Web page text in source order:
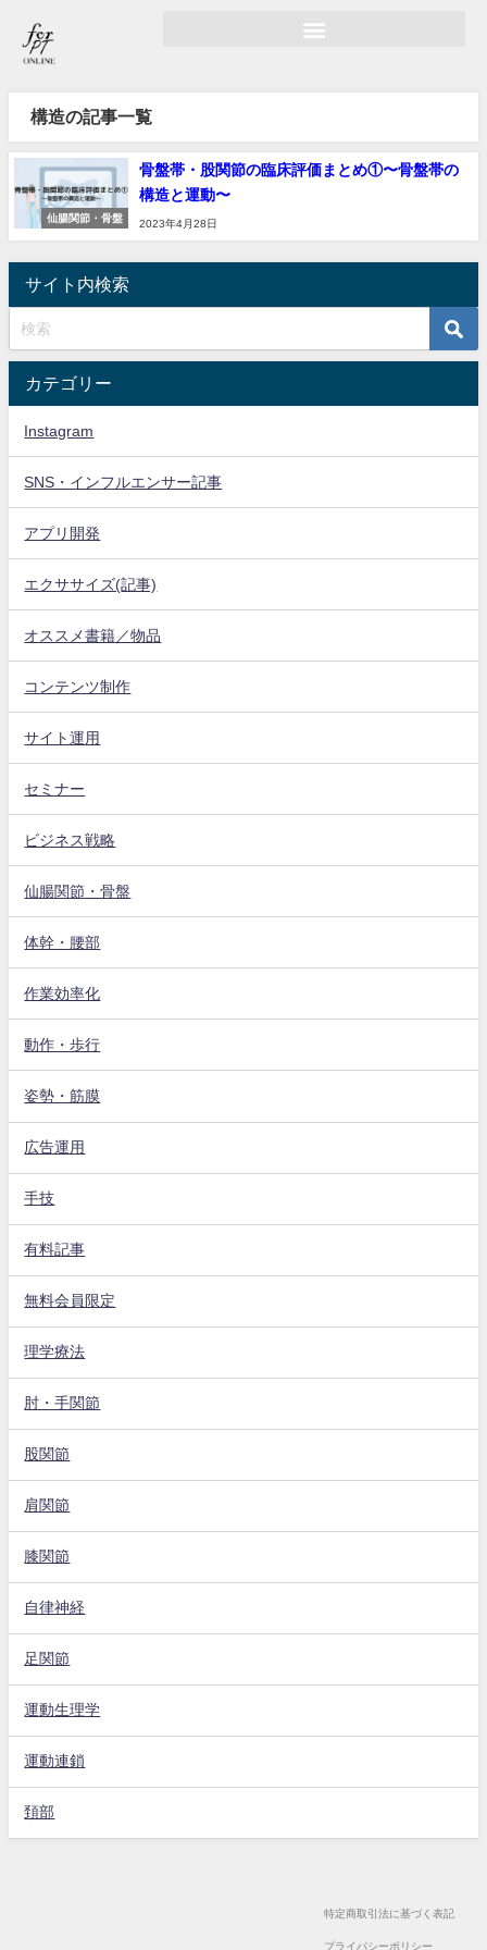
構造の記事一覧
仙腸関節・骨盤
骨盤帯・股関節の臨床評価まとめ①〜骨盤帯の
構造と運動〜
2023年4月28日
サイト内検索
カテゴリー
Instagram
SNS・インフルエンサー記事
アプリ開発
エクササイズ(記事)
オススメ書籍／物品
コンテンツ制作
サイト運用
セミナー
ビジネス戦略
仙腸関節・骨盤
体幹・腰部
作業効率化
動作・歩行
姿勢・筋膜
広告運用
手技
有料記事
無料会員限定
理学療法
肘・手関節
股関節
肩関節
膝関節
自律神経
足関節
運動生理学
運動連鎖
頚部
特定商取引法に基づく表記
プライバシーポリシー